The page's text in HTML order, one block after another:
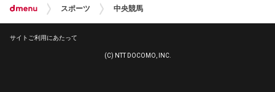
スポーツ 中央競馬
サイトご利用にあたって
(C) NTT DOCOMO, INC.